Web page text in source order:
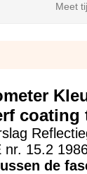
Meet
nr. 15.2
de